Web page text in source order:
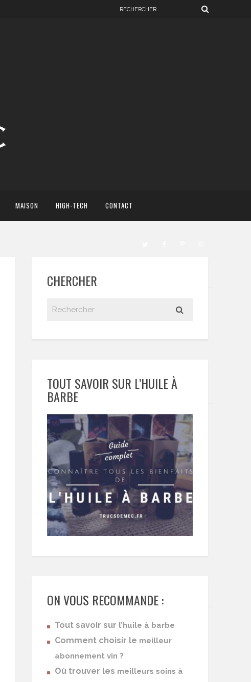
MAISON HIGH-TECH CONTACT
CHERCHER
TOUT SAVOIR SUR L’HUILE À
BARBE
ON VOUS RECOMMANDE :
Tout savoir sur l’ huile à barbe
Comment choisir le meilleur
abonnement vin ?
Où trouver les meilleurs soins à